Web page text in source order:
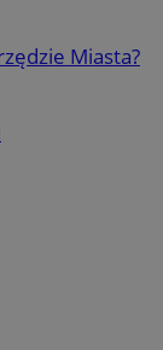
Miasta?